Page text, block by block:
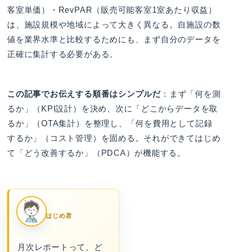
客室単価）・RevPAR（販売可能客室1室あたり収益）
は、施設規模や地域によって大きく異なる。自施設の数
値を業界水準と比較するためにも、まず自分のデータを
正確に集計する必要がある。
この記事でお伝えする順番はシンプルだ：まず「何を測
るか」（KPI設計）を決め、次に「どこからデータを取
るか」（OTA集計）を整理し、「何を費用として記録
するか」（コスト管理）を固める。それができてはじめ
て「どう改善するか」（PDCA）が機能する。
はじめ君
月次レポートって、ど